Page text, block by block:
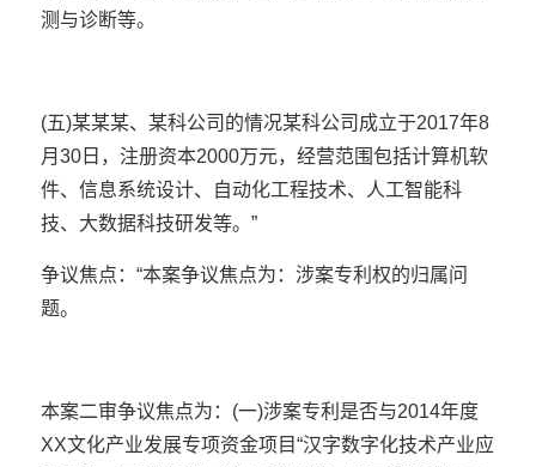
测与诊断等。
(五)某某某、某科公司的情况某科公司成立于2017年8
月30日，注册资本2000万元，经营范围包括计算机软
件、信息系统设计、自动化工程技术、人工智能科
技、大数据科技研发等。”
争议焦点：“本案争议焦点为：涉案专利权的归属问
题。
本案二审争议焦点为：(一)涉案专利是否与2014年度
XX文化产业发展专项资金项目“汉字数字化技术产业应